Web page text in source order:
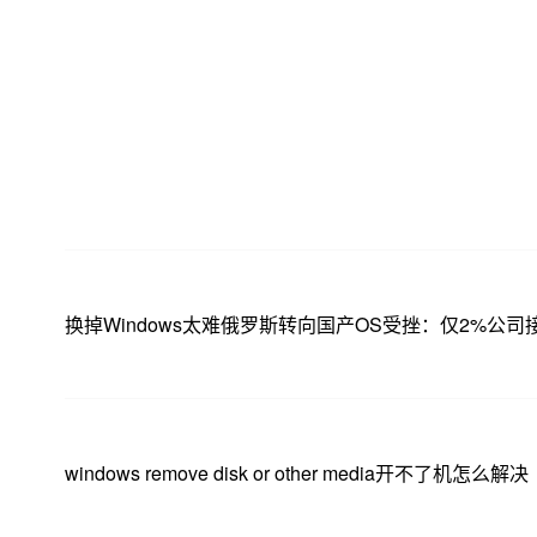
换掉Windows太难俄罗斯转向国产OS受挫：仅2%公司
windows remove disk or other media开不了机怎么解决